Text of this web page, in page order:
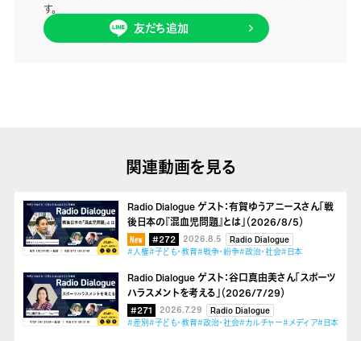
す。
友だち追加
関連動画を見る
Radio Dialogue ゲスト：有賀ゆうアニースさん「戦
後日本の『混血児問題』とは」（2026/8/5）
#272 2026.8.5
Radio Dialogue
#人権#子ども・教育#戦争・紛争#政治・社会#日本
Radio Dialogue ゲスト：谷口真由美さん「スポーツ
ハラスメントを考える」（2026/7/29）
#271 2026.7.29
Radio Dialogue
#差別#子ども・教育#政治・社会#カルチャー#メディア#日本